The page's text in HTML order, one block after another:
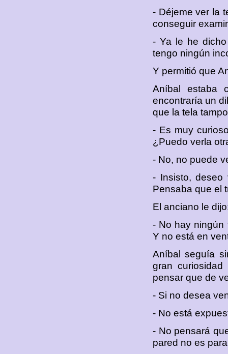
- Déjeme ver la
conseguir
- Ya le he
tengo ningún
Y permitió que
Aníbal estaba
encontraría un
que la tela
- Es muy
¿Puedo verla
- No, no puede
- Insisto, deseo
Pensaba que el
El anciano le
- No hay ningún
Y no está en
Aníbal seguía
gran
pensar que de
- Si no desea
- No está
- No pensará
pared no es